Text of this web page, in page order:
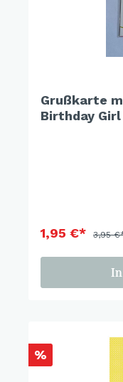
Grußkarte
Birthday Girl
1,95 €* 3,95
%